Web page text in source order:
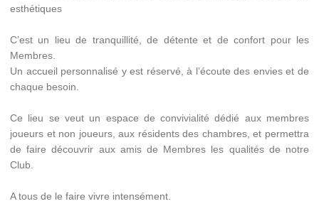
esthétiques
C’est un lieu de tranquillité, de détente et de confort pour les
Membres.
Un accueil personnalisé y est réservé, à l’écoute des envies et de
chaque besoin.
Ce lieu se veut un espace de convivialité dédié aux membres
joueurs et non joueurs, aux résidents des chambres, et permettra
de faire découvrir aux amis de Membres les qualités de notre
Club.
A tous de le faire vivre intensément.